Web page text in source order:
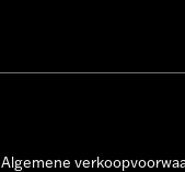
Algemene